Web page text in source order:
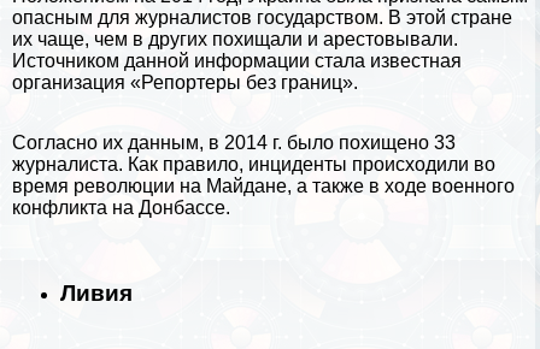
опасным для журналистов государством. В этой стране
их чаще, чем в других похищали и арестовывали.
Источником данной информации стала известная
организация «Репортеры без границ».
Согласно их данным, в 2014 г. было похищено 33
журналиста. Как правило, инциденты происходили во
время революции на Майдане, а также в ходе военного
конфликта на Донбассе.
Ливия